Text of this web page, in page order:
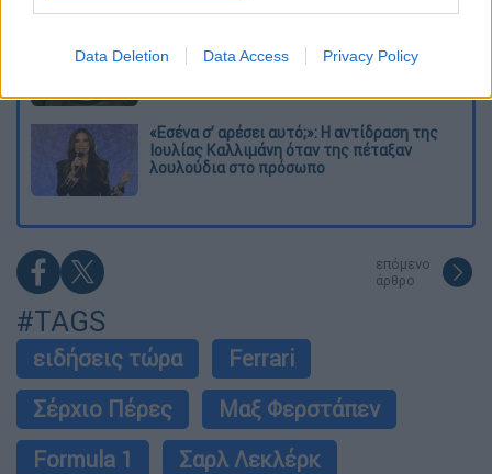
Data Deletion Data Access Privacy Policy
«Χρειάζομαι βοήθεια»: Η πρώτη δήλωση
του Πέρεζ Χίλτον μετά τον live
«Εσένα σ’ αρέσει αυτό;»: Η αντίδραση της
Ιουλίας Καλλιμάνη όταν της πέταξαν
λουλούδια στο πρόσωπο
επόμενο
άρθρο
#TAGS
ειδήσεις τώρα
Ferrari
Σέρχιο Πέρες
Μαξ Φερστάπεν
Formula 1
Σαρλ Λεκλέρκ